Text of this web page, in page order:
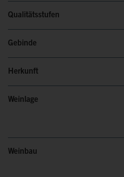
Qualitätsstufen
Gebinde
Herkunft
Weinlage
Weinbau